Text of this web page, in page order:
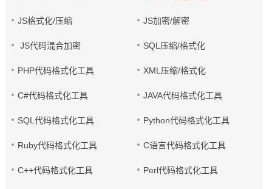
JS格式化/压缩 JS加密/解密
JS代码混合加密 SQL压缩/格式化
PHP代码格式化工具 XML压缩/格式化
C#代码格式化工具 JAVA代码格式化工具
SQL代码格式化工具 Python代码格式化工具
Ruby代码格式化工具 C语言代码格式化工具
C++代码格式化工具 Perl代码格式化工具